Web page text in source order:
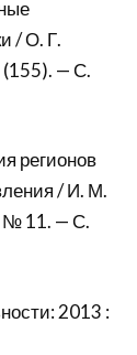
/ О. Г.
— С.
регионов
/ И. М.
№ 11. — С.
2013 :